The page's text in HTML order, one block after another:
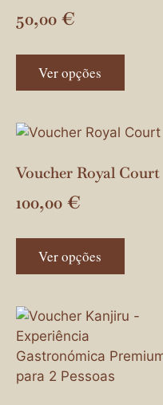
50,00 €
Ver opções
Voucher Royal Court
100,00 €
Ver opções